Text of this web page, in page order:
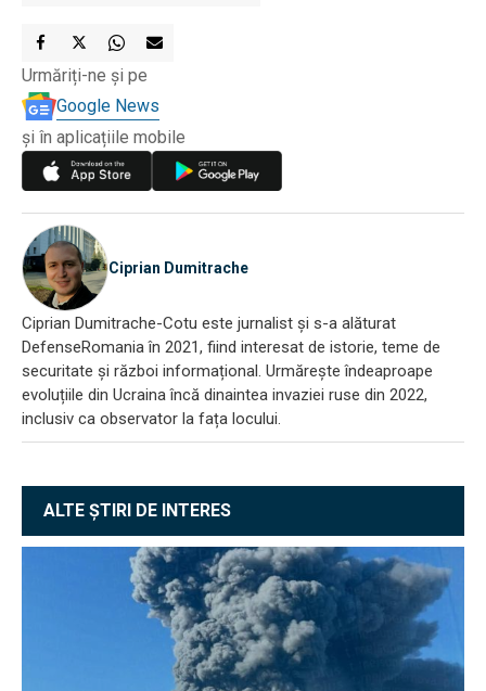
Urmăriți-ne și pe
Google News
și în aplicațiile mobile
Ciprian Dumitrache
Ciprian Dumitrache-Cotu este jurnalist și s-a alăturat
DefenseRomania în 2021, fiind interesat de istorie, teme de
securitate și război informațional. Urmărește îndeaproape
evoluțiile din Ucraina încă dinaintea invaziei ruse din 2022,
inclusiv ca observator la fața locului.
ALTE ȘTIRI DE INTERES